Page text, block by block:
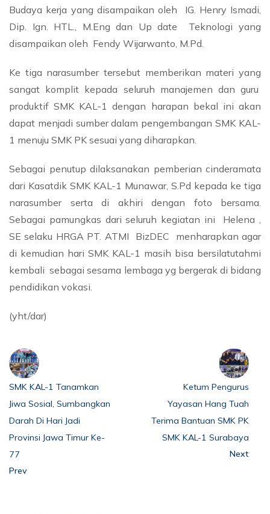
Budaya kerja yang disampaikan oleh IG. Henry Ismadi,
Dip. Ign. HTL., M.Eng dan Up date Teknologi yang
disampaikan oleh Fendy Wijarwanto, M.Pd.
Ke tiga narasumber tersebut memberikan materi yang
sangat komplit kepada seluruh manajemen dan guru
produktif SMK KAL-1 dengan harapan bekal ini akan
dapat menjadi sumber dalam pengembangan SMK KAL-
1 menuju SMK PK sesuai yang diharapkan.
Sebagai penutup dilaksanakan pemberian cinderamata
dari Kasatdik SMK KAL-1 Munawar, S.Pd kepada ke tiga
narasumber serta di akhiri dengan foto bersama.
Sebagai pamungkas dari seluruh kegiatan ini Helena ,
SE selaku HRGA PT. ATMI BizDEC menharapkan agar
di kemudian hari SMK KAL-1 masih bisa bersilatutahmi
kembali sebagai sesama lembaga yg bergerak di bidang
pendidikan vokasi.
(yht/dar)
SMK KAL-1 Tanamkan
Jiwa Sosial, Sumbangkan
Darah Di Hari Jadi
Provinsi Jawa Timur Ke-
77
Prev
Ketum Pengurus
Yayasan Hang Tuah
Terima Bantuan SMK PK
SMK KAL-1 Surabaya
Next